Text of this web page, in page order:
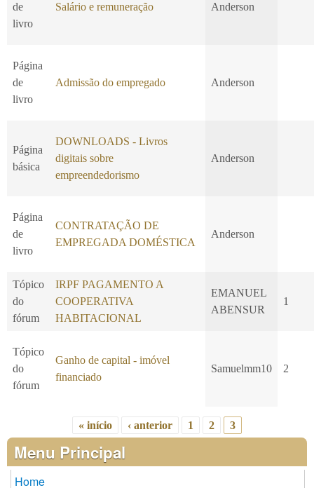
de
livro
Salário e remuneração Anderson
Página
de
livro
Admissão do empregado Anderson
Página
básica
DOWNLOADS - Livros
digitais sobre
empreendedorismo
Anderson
Página
de
livro
CONTRATAÇÃO DE
EMPREGADA DOMÉSTICA
Anderson
Tópico
do
fórum
IRPF PAGAMENTO A
COOPERATIVA
HABITACIONAL
EMANUEL
ABENSUR
1
Tópico
do
fórum
Ganho de capital - imóvel
financiado
Samuelmm10 2
Páginas
« início ‹ anterior 1 2 3
Menu Principal
Home